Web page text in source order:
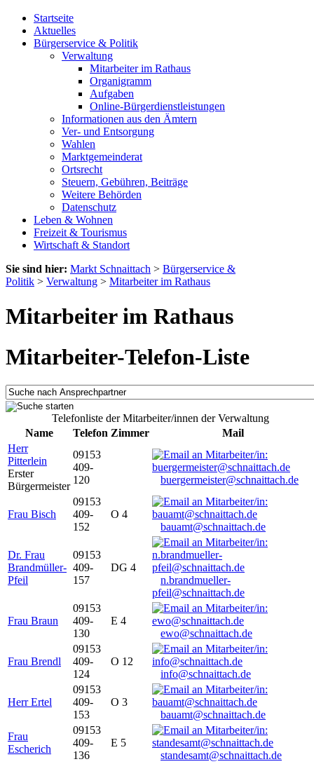
Startseite
Aktuelles
Bürgerservice & Politik
Verwaltung
Mitarbeiter im Rathaus
Organigramm
Aufgaben
Online-Bürgerdienstleistungen
Informationen aus den Ämtern
Ver- und Entsorgung
Wahlen
Marktgemeinderat
Ortsrecht
Steuern, Gebühren, Beiträge
Weitere Behörden
Datenschutz
Leben & Wohnen
Freizeit & Tourismus
Wirtschaft & Standort
Sie sind hier: Markt Schnaittach > Bürgerservice &
Politik > Verwaltung > Mitarbeiter im Rathaus
Mitarbeiter im Rathaus
Mitarbeiter-Telefon-Liste
Telefonliste der Mitarbeiter/innen der Verwaltung
Name
Telefon Zimmer
Mail
Herr
Pitterlein
Erster
Bürgermeister
09153
409-
120
buergermeister@schnaittach.de
Frau Bisch
09153
409-
152
O 4
bauamt@schnaittach.de
Dr. Frau
Brandmüller-
Pfeil
09153
409-
157
DG 4
n.brandmueller-
pfeil@schnaittach.de
Frau Braun
09153
409-
130
E 4
ewo@schnaittach.de
Frau Brendl
09153
409-
124
O 12
info@schnaittach.de
Herr Ertel
09153
409-
153
O 3
bauamt@schnaittach.de
Frau
Escherich
09153
409-
136
E 5
standesamt@schnaittach.de